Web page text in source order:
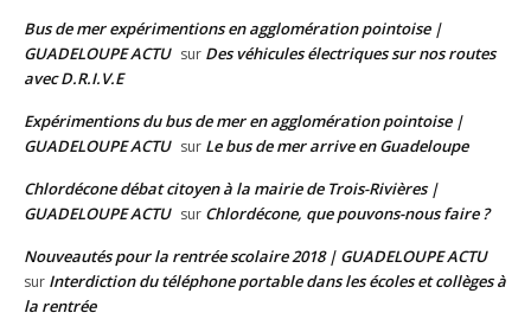
Bus de mer expérimentions en agglomération pointoise |
GUADELOUPE ACTU sur Des véhicules électriques sur nos routes
avec D.R.I.V.E
Expérimentions du bus de mer en agglomération pointoise |
GUADELOUPE ACTU sur Le bus de mer arrive en Guadeloupe
Chlordécone débat citoyen à la mairie de Trois-Rivières |
GUADELOUPE ACTU sur Chlordécone, que pouvons-nous faire ?
Nouveautés pour la rentrée scolaire 2018 | GUADELOUPE ACTU
sur Interdiction du téléphone portable dans les écoles et collèges à
la rentrée